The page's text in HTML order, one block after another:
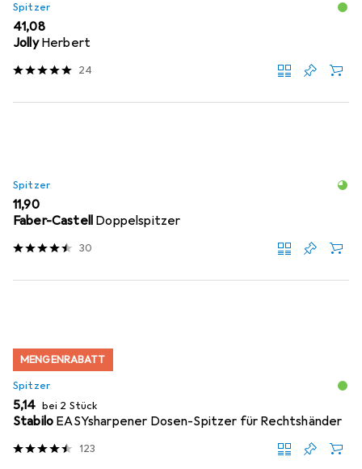
Spitzer
EUR
41,08
Jolly Herbert
24
Spitzer
EUR
11,90
Faber-Castell Doppelspitzer
30
MENGENRABATT
Spitzer
EUR
5,14 bei 2 Stück
Stabilo EASYsharpener Dosen-Spitzer für Rechtshänder
123